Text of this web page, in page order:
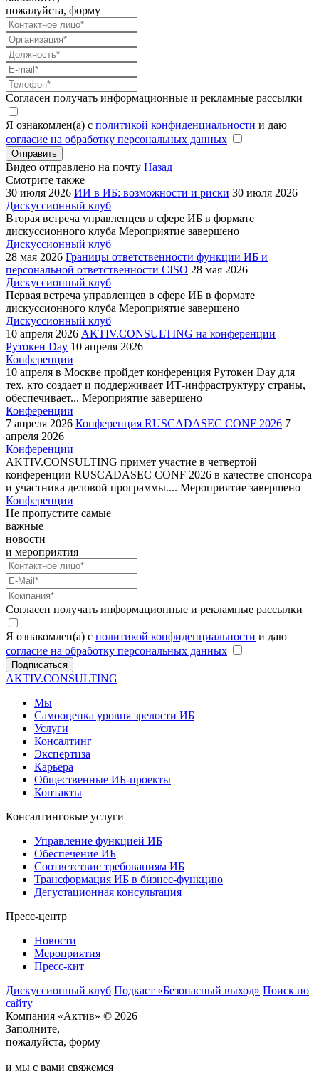
пожалуйста, форму
Согласен получать информационные и рекламные рассылки
Я ознакомлен(а) с политикой конфиденциальности и даю
согласие на обработку персональных данных
Отправить
Видео отправлено на почту Назад
Смотрите также
30 июля 2026 ИИ в ИБ: возможности и риски 30 июля 2026
Дискуссионный клуб
Вторая встреча управленцев в сфере ИБ в формате
дискуссионного клуба Мероприятие завершено
Дискуссионный клуб
28 мая 2026 Границы ответственности функции ИБ и
персональной ответственности CISO 28 мая 2026
Дискуссионный клуб
Первая встреча управленцев в сфере ИБ в формате
дискуссионного клуба Мероприятие завершено
Дискуссионный клуб
10 апреля 2026 AKTIV.CONSULTING на конференции
Рутокен Day 10 апреля 2026
Конференции
10 апреля в Москве пройдет конференция Рутокен Day для
тех, кто создает и поддерживает ИТ-инфраструктуру страны,
обеспечивает... Мероприятие завершено
Конференции
7 апреля 2026 Конференция RUSCADASEC CONF 2026 7
апреля 2026
Конференции
AKTIV.CONSULTING примет участие в четвертой
конференции RUSCADASEC CONF 2026 в качестве спонсора
и участника деловой программы.... Мероприятие завершено
Конференции
Не пропустите самые
важные
новости
и мероприятия
Согласен получать информационные и рекламные рассылки
Я ознакомлен(а) с политикой конфиденциальности и даю
согласие на обработку персональных данных
Подписаться
AKTIV.CONSULTING
Мы
Самооценка уровня зрелости ИБ
Услуги
Консалтинг
Экспертиза
Карьера
Общественные ИБ-проекты
Контакты
Консалтинговые услуги
Управление функцией ИБ
Обеспечение ИБ
Соответствие требованиям ИБ
Трансформация ИБ в бизнес-функцию
Дегустационная консультация
Пресс-центр
Новости
Мероприятия
Пресс-кит
Дискуссионный клуб Подкаст «Безопасный выход» Поиск по
сайту
Компания «Актив» © 2026
Заполните,
пожалуйста, форму
и мы с вами свяжемся